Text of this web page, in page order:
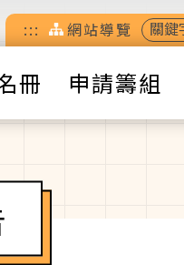
::: 網站導覽
冊 申請籌組